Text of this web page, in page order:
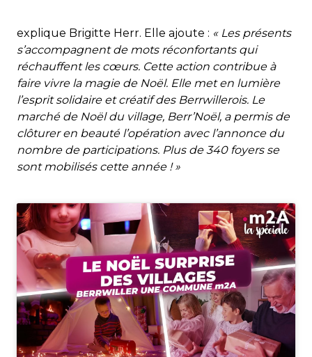
explique Brigitte Herr. Elle ajoute : « Les présents
s’accompagnent de mots réconfortants qui
réchauffent les cœurs. Cette action contribue à
faire vivre la magie de Noël. Elle met en lumière
l’esprit solidaire et créatif des Berrwillerois. Le
marché de Noël du village, Berr’Noël, a permis de
clôturer en beauté l’opération avec l’annonce du
nombre de participations. Plus de 340 foyers se
sont mobilisés cette année ! »